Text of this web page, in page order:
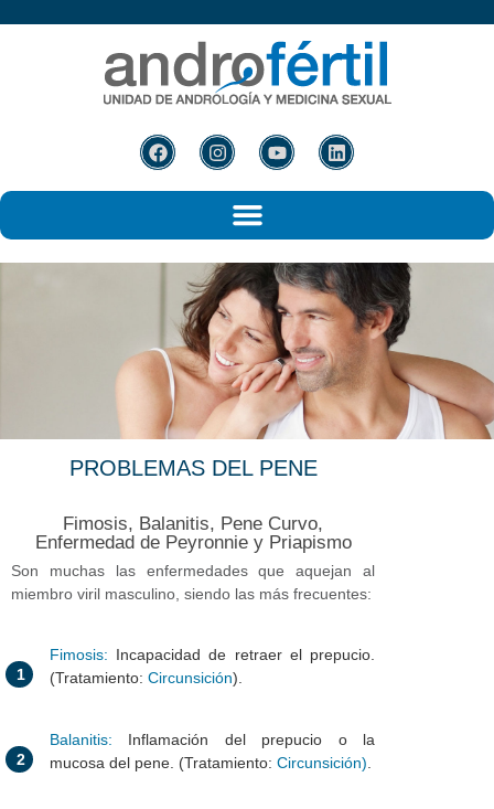
PROBLEMAS DEL PENE
Fimosis, Balanitis, Pene Curvo,
Enfermedad de Peyronnie y Priapismo
Son muchas las enfermedades que aquejan al
miembro viril masculino, siendo las más frecuentes:
1
Fimosis: Incapacidad de retraer el prepucio.
(Tratamiento: Circunsición).
2
Balanitis: Inflamación del prepucio o la
mucosa del pene. (Tratamiento: Circunsición)